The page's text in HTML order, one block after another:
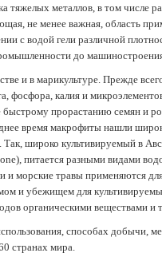
тяжелых металлов, в том числе
не менее важная, область
с водой гели различной
до
и в марикультуре. Прежде
калия и
прорастанию семян и
время макрофиты нашли
широко культивируемый в
питается разными видами
морские травы применяются
и убежищем для
органическими веществами и
способах добычи,
странах мира.